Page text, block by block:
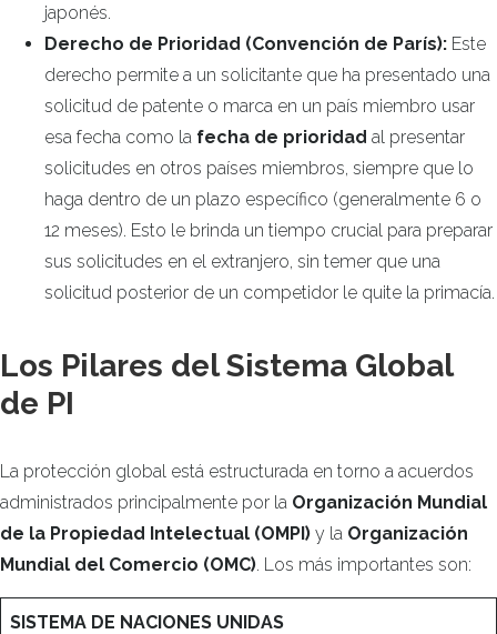
japonés.
Derecho de Prioridad (Convención de París): Este
derecho permite a un solicitante que ha presentado una
solicitud de patente o marca en un país miembro usar
esa fecha como la fecha de prioridad al presentar
solicitudes en otros países miembros, siempre que lo
haga dentro de un plazo específico (generalmente 6 o
12 meses). Esto le brinda un tiempo crucial para preparar
sus solicitudes en el extranjero, sin temer que una
solicitud posterior de un competidor le quite la primacía.
Los Pilares del Sistema Global
de PI
La protección global está estructurada en torno a acuerdos
administrados principalmente por la Organización Mundial
de la Propiedad Intelectual (OMPI) y la Organización
Mundial del Comercio (OMC). Los más importantes son:
SISTEMA DE NACIONES UNIDAS